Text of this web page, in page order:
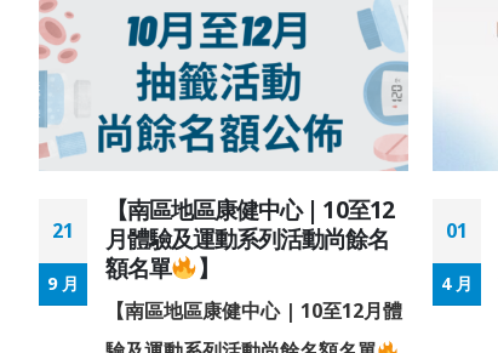
21
9 月
【南區地區康健中心 | 10至12
月體驗及運動系列活動尚餘名
額名單
】
【南區地區康健中心 | 10至12月體
01
4 月